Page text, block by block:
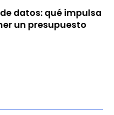
datos: qué impulsa
un presupuesto